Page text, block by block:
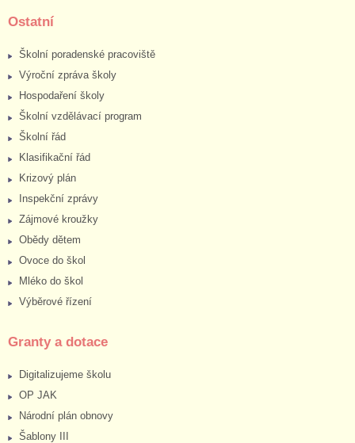
Ostatní
Školní poradenské pracoviště
Výroční zpráva školy
Hospodaření školy
Školní vzdělávací program
Školní řád
Klasifikační řád
Krizový plán
Inspekční zprávy
Zájmové kroužky
Obědy dětem
Ovoce do škol
Mléko do škol
Výběrové řízení
Granty a dotace
Digitalizujeme školu
OP JAK
Národní plán obnovy
Šablony III